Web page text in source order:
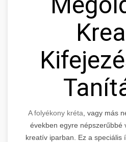
A folyékony kréta , vagy más
években egyre népszerűbbé
kreatív iparban. Ez a speciális